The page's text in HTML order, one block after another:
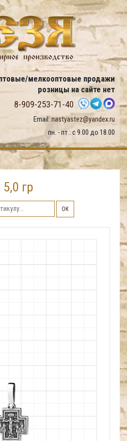
мелкооптовые продажи
розницы на сайте нет
8-909-253-71-40
Email: nastyastez@yandex.ru
пн. - пт.: с 9.00 до 18.00
гр
ОК